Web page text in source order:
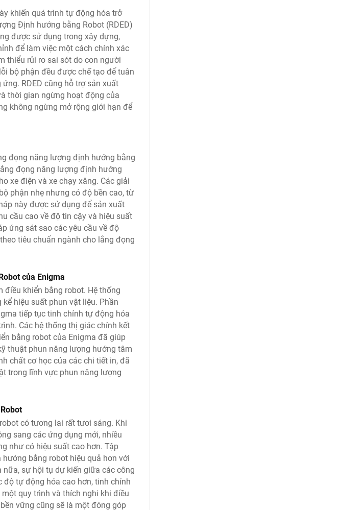
khiến quá trình tự động hóa trở
Định hướng bằng Robot (RDED)
được sử dụng trong xây dựng,
để làm việc một cách chính xác
thiểu rủi ro sai sót do con người
bộ phận đều được chế tạo để tuân
RDED cũng hỗ trợ sản xuất
thời gian ngừng hoạt động của
không ngừng mở rộng giới hạn để
đọng năng lượng định hướng bằng
đọng năng lượng định hướng
xe điện và xe chạy xăng. Các giải
phận nhẹ nhưng có độ bền cao, từ
này được sử dụng để sản xuất
cầu cao về độ tin cậy và hiệu suất
ứng sát sao các yêu cầu về độ
tiêu chuẩn ngành cho lắng đọng
của Enigma
khiển bằng robot. Hệ thống
hiệu suất phun vật liệu. Phần
tiếp tục tinh chỉnh tự động hóa
Các hệ thống thị giác chính kết
bằng robot của Enigma đã giúp
thuật phun năng lượng hướng tâm
chất cơ học của các chi tiết in, đã
trong lĩnh vực phun năng lượng
có tương lai rất tươi sáng. Khi
sang các ứng dụng mới, nhiều
như có hiệu suất cao hơn. Tập
bằng robot hiệu quả hơn với
sự hội tụ dự kiến giữa các công
tự động hóa cao hơn, tinh chỉnh
quy trình và thích nghi khi điều
vững cũng sẽ là một đóng góp